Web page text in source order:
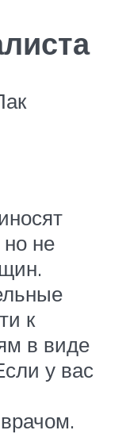
не
к
в виде
у вас